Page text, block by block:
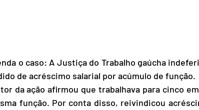
de acréscimo salarial por acúmulo de função.
função. Por conta disso, reivindicou